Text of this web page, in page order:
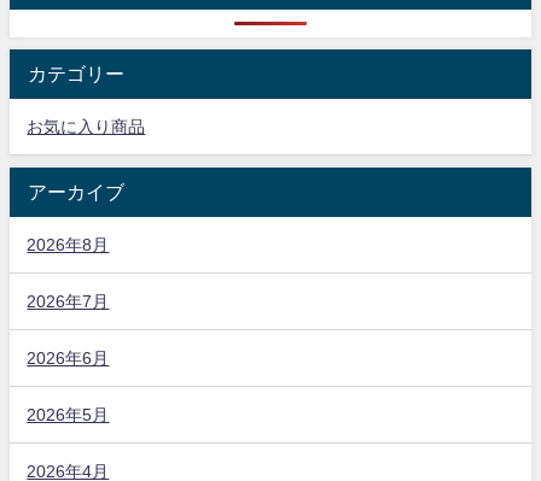
カテゴリー
お気に入り商品
アーカイブ
2026年8月
2026年7月
2026年6月
2026年5月
2026年4月